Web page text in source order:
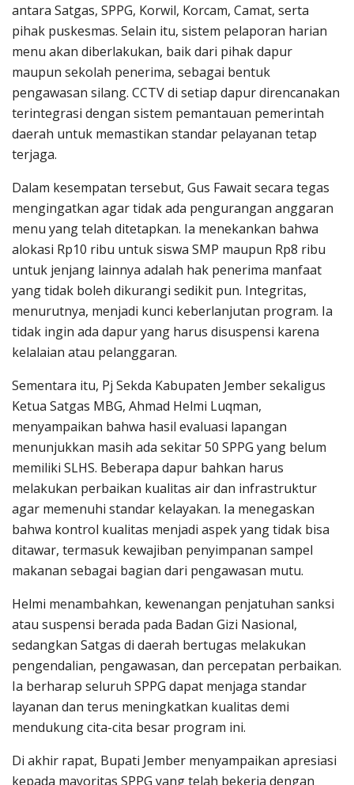
antara Satgas, SPPG, Korwil, Korcam, Camat, serta
pihak puskesmas. Selain itu, sistem pelaporan harian
menu akan diberlakukan, baik dari pihak dapur
maupun sekolah penerima, sebagai bentuk
pengawasan silang. CCTV di setiap dapur direncanakan
terintegrasi dengan sistem pemantauan pemerintah
daerah untuk memastikan standar pelayanan tetap
terjaga.
Dalam kesempatan tersebut, Gus Fawait secara tegas
mengingatkan agar tidak ada pengurangan anggaran
menu yang telah ditetapkan. Ia menekankan bahwa
alokasi Rp10 ribu untuk siswa SMP maupun Rp8 ribu
untuk jenjang lainnya adalah hak penerima manfaat
yang tidak boleh dikurangi sedikit pun. Integritas,
menurutnya, menjadi kunci keberlanjutan program. Ia
tidak ingin ada dapur yang harus disuspensi karena
kelalaian atau pelanggaran.
Sementara itu, Pj Sekda Kabupaten Jember sekaligus
Ketua Satgas MBG, Ahmad Helmi Luqman,
menyampaikan bahwa hasil evaluasi lapangan
menunjukkan masih ada sekitar 50 SPPG yang belum
memiliki SLHS. Beberapa dapur bahkan harus
melakukan perbaikan kualitas air dan infrastruktur
agar memenuhi standar kelayakan. Ia menegaskan
bahwa kontrol kualitas menjadi aspek yang tidak bisa
ditawar, termasuk kewajiban penyimpanan sampel
makanan sebagai bagian dari pengawasan mutu.
Helmi menambahkan, kewenangan penjatuhan sanksi
atau suspensi berada pada Badan Gizi Nasional,
sedangkan Satgas di daerah bertugas melakukan
pengendalian, pengawasan, dan percepatan perbaikan.
Ia berharap seluruh SPPG dapat menjaga standar
layanan dan terus meningkatkan kualitas demi
mendukung cita-cita besar program ini.
Di akhir rapat, Bupati Jember menyampaikan apresiasi
kepada mayoritas SPPG yang telah bekerja dengan